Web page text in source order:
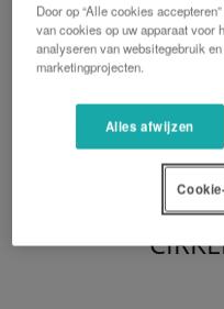
Door op “Alle cookies
van cookies op uw apparaat voor
analyseren van websitegebruik
marketingprojecten.
Alles afwijzen